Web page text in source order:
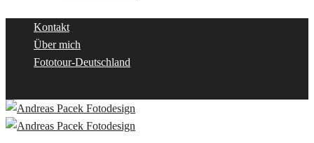
Kontakt
Über mich
Fototour-Deutschland